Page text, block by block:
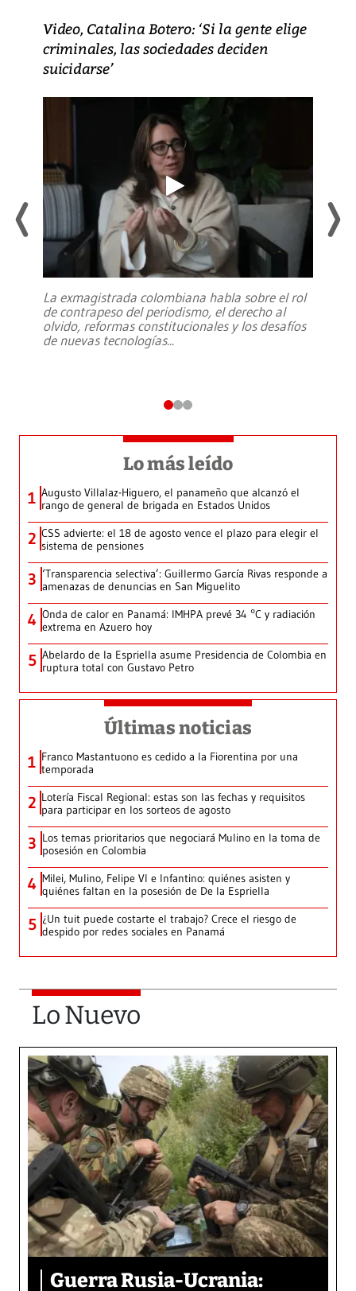
Video, Catalina Botero: ‘Si la gente elige
criminales, las sociedades deciden
suicidarse’
La exmagistrada colombiana habla sobre el rol
de contrapeso del periodismo, el derecho al
olvido, reformas constitucionales y los desafíos
de nuevas tecnologías...
Lo más leído
1 Augusto Villalaz-Higuero, el panameño que alcanzó el
rango de general de brigada en Estados Unidos
2 CSS advierte: el 18 de agosto vence el plazo para elegir el
sistema de pensiones
3 ‘Transparencia selectiva’: Guillermo García Rivas responde a
amenazas de denuncias en San Miguelito
4 Onda de calor en Panamá: IMHPA prevé 34 °C y radiación
extrema en Azuero hoy
5 Abelardo de la Espriella asume Presidencia de Colombia en
ruptura total con Gustavo Petro
Últimas noticias
1 Franco Mastantuono es cedido a la Fiorentina por una
temporada
2 Lotería Fiscal Regional: estas son las fechas y requisitos
para participar en los sorteos de agosto
3 Los temas prioritarios que negociará Mulino en la toma de
posesión en Colombia
4 Milei, Mulino, Felipe VI e Infantino: quiénes asisten y
quiénes faltan en la posesión de De la Espriella
5 ¿Un tuit puede costarte el trabajo? Crece el riesgo de
despido por redes sociales en Panamá
Lo Nuevo
Guerra Rusia-Ucrania: